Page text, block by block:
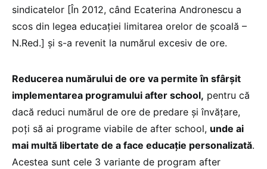
sindicatelor [În 2012, când Ecaterina Andronescu a
scos din legea educației limitarea orelor de școală –
N.Red.] și s-a revenit la numărul excesiv de ore.
Reducerea numărului de ore va permite în sfârșit
implementarea programului after school, pentru că
dacă reduci numărul de ore de predare și învățare,
poți să ai programe viabile de after school, unde ai
mai multă libertate de a face educație personalizată.
Acestea sunt cele 3 variante de program after